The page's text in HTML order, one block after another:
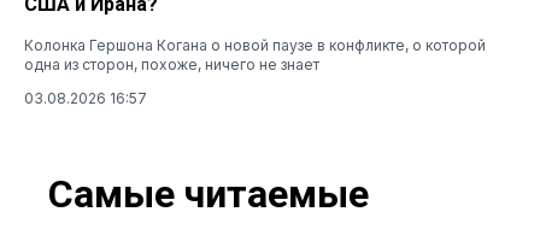
Колонка Гершона Когана о новой паузе в конфликте, о которой
одна из сторон, похоже, ничего не знает
03.08.2026 16:57
Самые читаемые